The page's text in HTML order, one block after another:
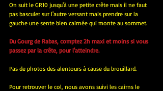
On suit le GR10 jusqu'à une petite crête mais il ne faut
pas basculer sur l'autre versant mais prendre sur la
gauche une sente bien cairnée qui monte au sommet.
Du Gourg de Rabas, comptez 2h maxi et moins si vous
passez par la crête, pour l'atteindre.
Pas de photos des alentours à cause du brouillard.
Pour retrouver le col, nous avons suivi les cairns le